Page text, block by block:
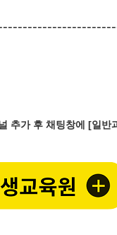
추가 후 채팅창에 [일반